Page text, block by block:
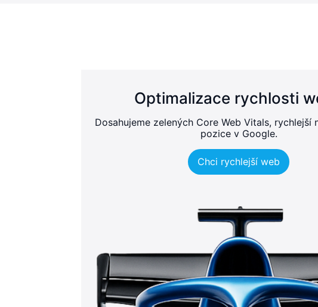
Optimalizace rychlosti
Dosahujeme zelených Core Web Vitals, rychlejší
pozice v Google.
Chci rychlejší web